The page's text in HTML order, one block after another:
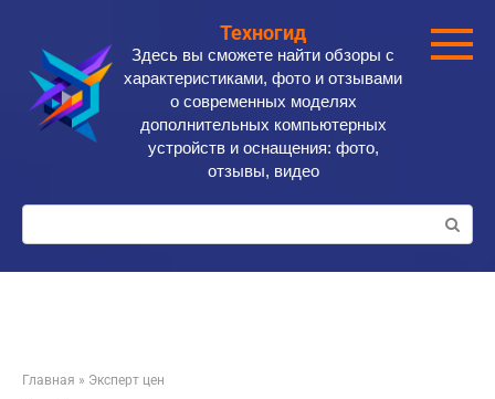
контенту
Техногид
Здесь вы сможете найти обзоры с
характеристиками, фото и отзывами
о современных моделях
дополнительных компьютерных
устройств и оснащения: фото,
отзывы, видео
Поиск:
Главная » Эксперт цен